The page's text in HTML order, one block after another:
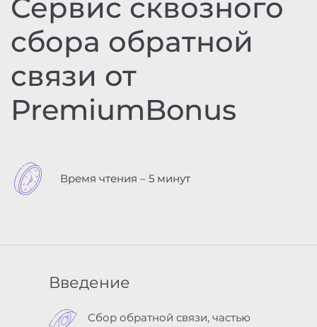
Сервис сквозного
сбора обратной
связи от
PremiumBonus
Время чтения – 5 минут
Введение
Сбор обратной связи, частью